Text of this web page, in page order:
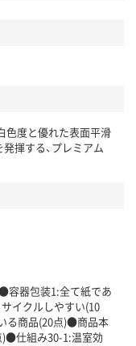
ている
色度と優れた表面平滑
揮する、プレミアム
容器包装1:全て紙であ
イクルしやすい(10
る商品(20点)●商品本
)●仕組み30-1:温室効